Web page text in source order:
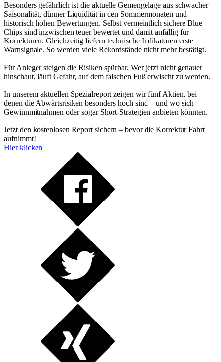
Besonders gefährlich ist die aktuelle Gemengelage aus schwacher
Saisonalität, dünner Liquidität in den Sommermonaten und
historisch hohen Bewertungen. Selbst vermeintlich sichere Blue
Chips sind inzwischen teuer bewertet und damit anfällig für
Korrekturen. Gleichzeitig liefern technische Indikatoren erste
Warnsignale. So werden viele Rekordstände nicht mehr bestätigt.
Für Anleger steigen die Risiken spürbar. Wer jetzt nicht genauer
hinschaut, läuft Gefahr, auf dem falschen Fuß erwischt zu werden.
In unserem aktuellen Spezialreport zeigen wir fünf Aktien, bei
denen die Abwärtsrisiken besonders hoch sind – und wo sich
Gewinnmitnahmen oder sogar Short-Strategien anbieten könnten.
Jetzt den kostenlosen Report sichern – bevor die Korrektur Fahrt
aufnimmt!
Hier klicken